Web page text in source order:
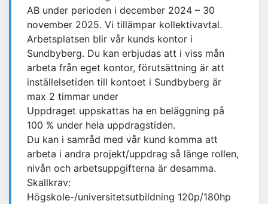
AB under perioden i december 2024 – 30
november 2025. Vi tillämpar kollektivavtal.
Arbetsplatsen blir vår kunds kontor i
Sundbyberg. Du kan erbjudas att i viss mån
arbeta från eget kontor, förutsättning är att
inställelsetiden till kontoet i Sundbyberg är
max 2 timmar under
Uppdraget uppskattas ha en beläggning på
100 % under hela uppdragstiden.
Du kan i samråd med vår kund komma att
arbeta i andra projekt/uppdrag så länge rollen,
nivån och arbetsuppgifterna är desamma.
Skallkrav:
Högskole-/universitetsutbildning 120p/180hp